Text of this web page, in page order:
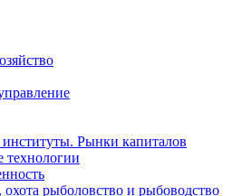
Рынки капиталов
охота рыболовство и рыбоводство